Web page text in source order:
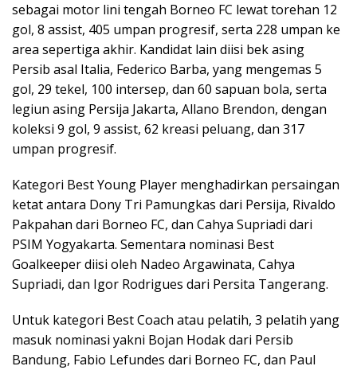
sebagai motor lini tengah Borneo FC lewat torehan 12
gol, 8 assist, 405 umpan progresif, serta 228 umpan ke
area sepertiga akhir. Kandidat lain diisi bek asing
Persib asal Italia, Federico Barba, yang mengemas 5
gol, 29 tekel, 100 intersep, dan 60 sapuan bola, serta
legiun asing Persija Jakarta, Allano Brendon, dengan
koleksi 9 gol, 9 assist, 62 kreasi peluang, dan 317
umpan progresif.
Kategori Best Young Player menghadirkan persaingan
ketat antara Dony Tri Pamungkas dari Persija, Rivaldo
Pakpahan dari Borneo FC, dan Cahya Supriadi dari
PSIM Yogyakarta. Sementara nominasi Best
Goalkeeper diisi oleh Nadeo Argawinata, Cahya
Supriadi, dan Igor Rodrigues dari Persita Tangerang.
Untuk kategori Best Coach atau pelatih, 3 pelatih yang
masuk nominasi yakni Bojan Hodak dari Persib
Bandung, Fabio Lefundes dari Borneo FC, dan Paul